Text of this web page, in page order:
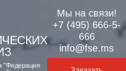
"Федерация
Мы на связи!
+7 (495) 666-5-
666
info@fse.ms